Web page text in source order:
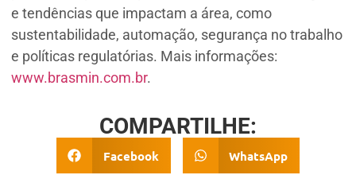
e tendências que impactam a área, como
sustentabilidade, automação, segurança no trabalho
e políticas regulatórias. Mais informações:
www.brasmin.com.br.
COMPARTILHE:
Facebook WhatsApp